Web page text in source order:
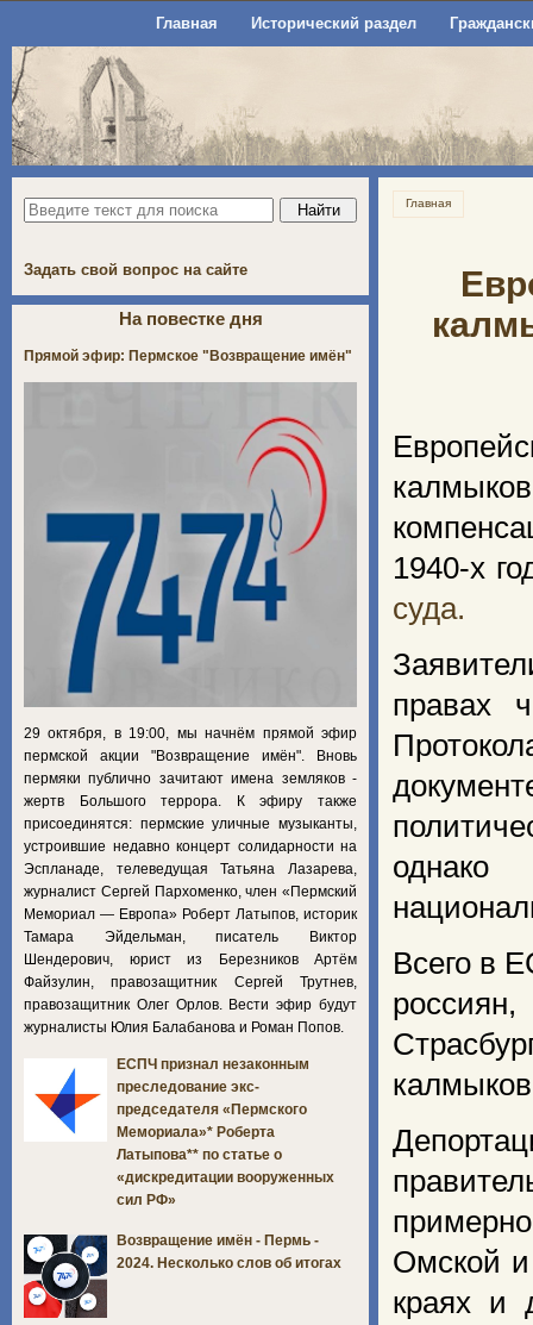
Главная Исторический раздел
Главная
1940-х
суда.
правах
однако
Всего в
Омской и
краях и
Задать свой вопрос на сайте
На повестке дня
Прямой эфир: Пермское "Возвращение имён"
29 октября, в 19:00, мы начнём прямой эфир
пермской акции "Возвращение имён". Вновь
пермяки публично зачитают имена земляков -
жертв Большого террора. К эфиру также
присоединятся: пермские уличные музыканты,
устроившие недавно концерт солидарности на
Эспланаде, телеведущая Татьяна Лазарева,
журналист Сергей Пархоменко, член «Пермский
Мемориал — Европа» Роберт Латыпов, историк
Тамара Эйдельман, писатель Виктор
Шендерович, юрист из Березников Артём
Файзулин, правозащитник Сергей Трутнев,
правозащитник Олег Орлов. Вести эфир будут
журналисты Юлия Балабанова и Роман Попов.
ЕСПЧ признал незаконным
преследование экс-
председателя «Пермского
Мемориала»* Роберта
Латыпова** по статье о
«дискредитации вооруженных
сил РФ»
Возвращение имён - Пермь -
2024. Несколько слов об итогах